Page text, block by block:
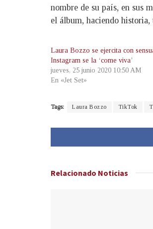
nombre de su país, en sus
el álbum, haciendo
Laura Bozzo se ejercita con
Instagram se la ‘come viva’
jueves, 25 junio 2020 10:50 AM
En «Jet Set»
Tags: Laura Bozzo TikTok
Relacionado Noticias